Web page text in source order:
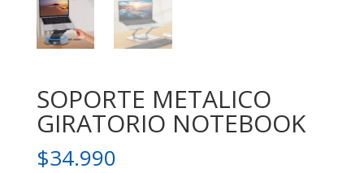
SOPORTE METALICO
GIRATORIO NOTEBOOK
$34.990